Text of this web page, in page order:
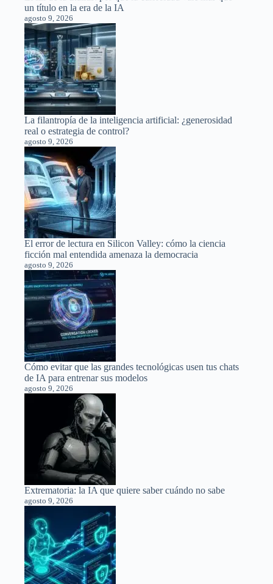
un título en la era de la IA
agosto 9, 2026
La filantropía de la inteligencia artificial: ¿generosidad
real o estrategia de control?
agosto 9, 2026
El error de lectura en Silicon Valley: cómo la ciencia
ficción mal entendida amenaza la democracia
agosto 9, 2026
Cómo evitar que las grandes tecnológicas usen tus chats
de IA para entrenar sus modelos
agosto 9, 2026
Extrematoria: la IA que quiere saber cuándo no sabe
agosto 9, 2026